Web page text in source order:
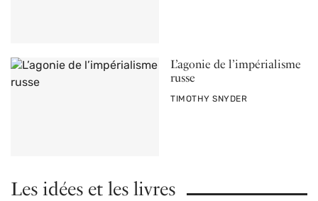
L’agonie de l’impérialisme
russe
PAR
TIMOTHY SNYDER
Les idées et les livres